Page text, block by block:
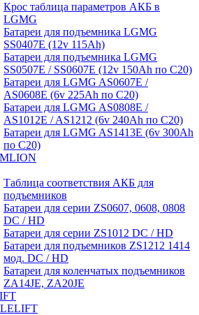
Крос таблица параметров АКБ в
LGMG
Батареи для подъемника LGMG
SS0407E (12v 115Ah)
Батареи для подъемника LGMG
SS0507E / SS0607E (12v 150Ah по С20)
Батареи для LGMG AS0607E /
AS0608E (6v 225Ah по С20)
Батареи для LGMG AS0808E /
AS1012E / AS1212 (6v 240Ah по С20)
Батареи для LGMG AS1413E (6v 300Ah
по С20)
Таблица соответствия АКБ для
подъемников
Батареи для серии ZS0607, 0608, 0808
DC / HD
Батареи для серии ZS1012 DC / HD
Батареи для подъемников ZS1212 1414
мод. DC / HD
Батареи для коленчатых подъемников
ZA14JE, ZA20JE